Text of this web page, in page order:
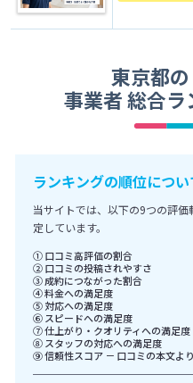
東京都
事業者 総合ラ
ランキングの順位につい
当サイトでは、以下の9つの評
定しています。
① 口コミ高評価の割合
② 口コミの投稿されやすさ
③ 成約につながった割合
④ 料金への満足度
⑤ 対応への満足度
⑥ スピードへの満足度
⑦ 仕上がり・クオリティへの満足度
⑧ スタッフの対応への満足度
⑨ 信頼性スコア － 口コミの本文よ